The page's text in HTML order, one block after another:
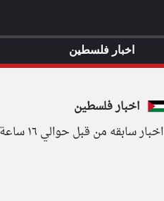
اخبار فلسطين
اخبار سابقه من قبل حوالي ١٦ ساعة
اخبار فلسطين